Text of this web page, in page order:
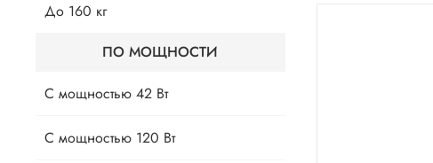
До 160 кг
ПО МОЩНОСТИ
С мощностью 42 Вт
С мощностью 120 Вт